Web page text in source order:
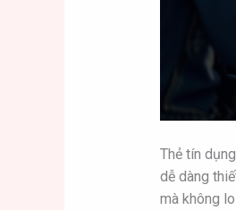
Thẻ tín
dễ dàng
mà không